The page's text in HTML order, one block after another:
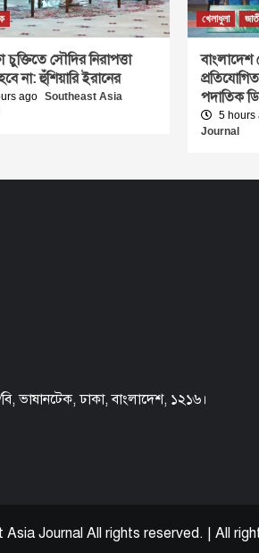
চুক্তিতে সৌদির নিরাপত্তা
না: হুঁশিয়ারি ইরানের
ago Southeast Asia
খেলাধুলা
বাংলাদেশ
পদাতিক
5 hours
Journal
ভাষানটেক, ঢাকা, বাংলাদেশ, ১২১৬।
Journal All rights reserved. | All